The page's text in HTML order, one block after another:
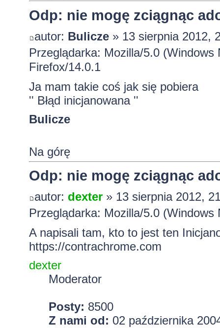
Odp: nie mogę zciągnąc
autor: Bulicze» 13 sierpnia 2012,
Przeglądarka: Mozilla/5.0
Firefox/14.0.1
Ja mam takie coś jak się pobiera
'' Błąd inicjanowana ''
Bulicze
Na górę
Odp: nie mogę zciągnąc
autor: dexter» 13 sierpnia 2012,
Przeglądarka: Mozilla/5.0
A napisali tam, kto to jest ten
https://contrachrome.com
dexter
Moderator
Posty: 8500
Z nami od: 02 października